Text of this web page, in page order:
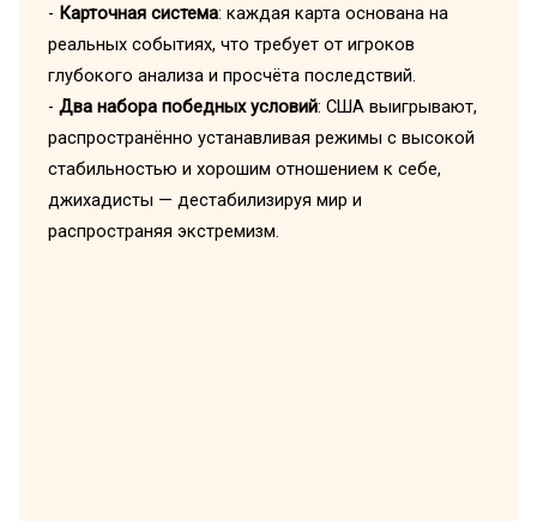
- Карточная система: каждая карта основана на
реальных событиях, что требует от игроков
глубокого анализа и просчёта последствий.
- Два набора победных условий: США выигрывают,
распространённо устанавливая режимы с высокой
стабильностью и хорошим отношением к себе,
джихадисты — дестабилизируя мир и
распространяя экстремизм.